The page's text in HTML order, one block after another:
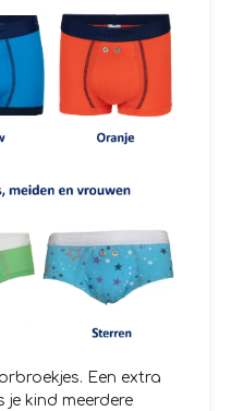
Een extra
je kind meerdere